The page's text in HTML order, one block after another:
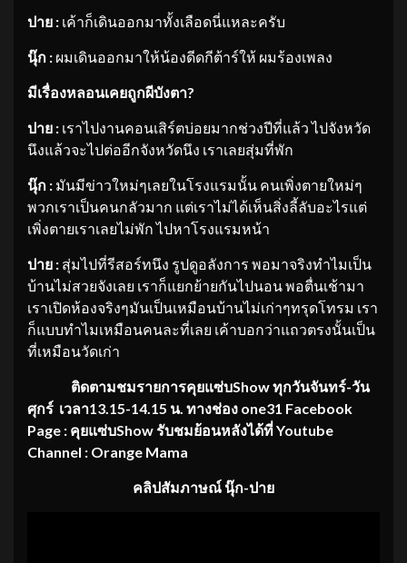
ปาย : เค้าก็เดินออกมาทั้งเลือดนี่แหละครับ
นุ๊ก : ผมเดินออกมาให้น้องดีดกีต้าร์ให้ ผมร้องเพลง
มีเรื่องหลอนเคยถูกผีบังตา?
ปาย : เราไปงานคอนเสิร์ตบ่อยมากช่วงปีที่แล้ว ไปจังหวัด
นึงแล้วจะไปต่ออีกจังหวัดนึง เราเลยสุ่มที่พัก
นุ๊ก : มันมีข่าวใหม่ๆเลยในโรงแรมนั้น คนเพิ่งตายใหม่ๆ
พวกเราเป็นคนกลัวมาก แต่เราไม่ได้เห็นสิ่งลี้ลับอะไรแต่
เพิ่งตายเราเลยไม่พัก ไปหาโรงแรมหน้า
ปาย : สุ่มไปที่รีสอร์ทนึง รูปดูอลังการ พอมาจริงทำไมเป็น
บ้านไม่สวยจังเลย เราก็แยกย้ายกันไปนอน พอตื่นเช้ามา
เราเปิดห้องจริงๆมันเป็นเหมือนบ้านไม่เก่าๆทรุดโทรม เรา
ก็แบบทำไมเหมือนคนละที่เลย เค้าบอกว่าแถวตรงนั้นเป็น
ที่เหมือนวัดเก่า
ติดตามชมรายการคุยแซ่บShow ทุกวันจันทร์-วัน
ศุกร์ เวลา13.15-14.15 น. ทางช่อง one31 Facebook
Page : คุยแซ่บShow รับชมย้อนหลังได้ที่ Youtube
Channel : Orange Mama
คลิปสัมภาษณ์ นุ๊ก-ปาย